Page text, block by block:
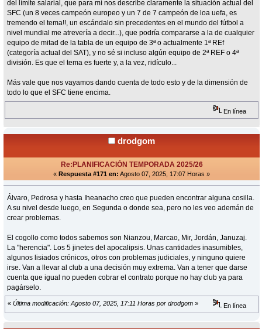
del límite salarial, que para mí nos describe claramente la situación actual del
SFC (un 8 veces campeón europeo y un 7 de 7 campeón de loa uefa, es
tremendo el tema!!, un escándalo sin precedentes en el mundo del fútbol a
nivel mundial me atrevería a decir...), que podría compararse a la de cualquier
equipo de mitad de la tabla de un equipo de 3ª o actualmente 1ª REf
(categoría actual del SAT), y no sé si incluso algún equipo de 2ª REF o 4ª
división. Es que el tema es fuerte y, a la vez, ridículo...
Más vale que nos vayamos dando cuenta de todo esto y de la dimensión de
todo lo que el SFC tiene encima.
En línea
drodgom
Re:PLANIFICACIÓN TEMPORADA 2025/26
« Respuesta #171 en: Agosto 07, 2025, 17:07 Horas »
Álvaro, Pedrosa y hasta Iheanacho creo que pueden encontrar alguna cosilla.
A su nivel desde luego, en Segunda o donde sea, pero no les veo ademán de
crear problemas.
El cogollo como todos sabemos son Nianzou, Marcao, Mir, Jordán, Januzaj.
La "herencia". Los 5 jinetes del apocalipsis. Unas cantidades inasumibles,
algunos lisiados crónicos, otros con problemas judiciales, y ninguno quiere
irse. Van a llevar al club a una decisión muy extrema. Van a tener que darse
cuenta que igual no pueden cobrar el contrato porque no hay club ya para
pagárselo.
« Última modificación: Agosto 07, 2025, 17:11 Horas por drodgom » En línea